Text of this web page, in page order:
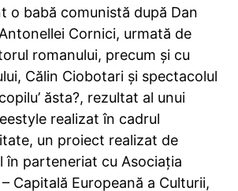
o babă comunistă după Dan
Cornici, urmată de
romanului, precum și cu
Călin Ciobotari și spectacolul
ăsta?, rezultat al unui
realizat în cadrul
un proiect realizat de
în parteneriat cu Asociaţia
Capitală Europeană a Culturii,